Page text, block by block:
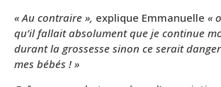
« Au contraire », explique Emmanuelle «
qu’il fallait absolument que je continue
durant la grossesse sinon ce serait
mes bébés ! »